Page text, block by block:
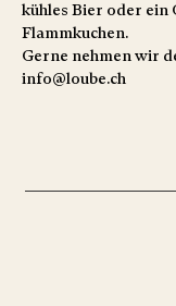
kühles Bier oder ein
Flammkuchen.
Gerne nehmen wir
info@loube.ch